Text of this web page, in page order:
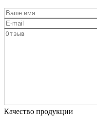
Качество продукции